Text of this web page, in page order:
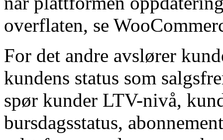
overflaten, se
For det andre avslører
kundens status som
spør kunder LTV-nivå,
bursdagsstatus,